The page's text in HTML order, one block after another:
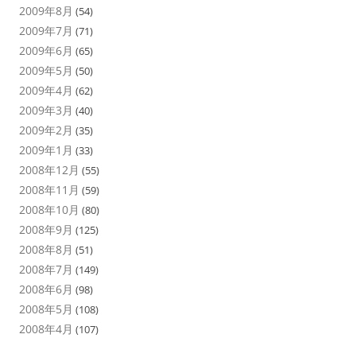
2009年8月 (54)
2009年7月 (71)
2009年6月 (65)
2009年5月 (50)
2009年4月 (62)
2009年3月 (40)
2009年2月 (35)
2009年1月 (33)
2008年12月 (55)
2008年11月 (59)
2008年10月 (80)
2008年9月 (125)
2008年8月 (51)
2008年7月 (149)
2008年6月 (98)
2008年5月 (108)
2008年4月 (107)